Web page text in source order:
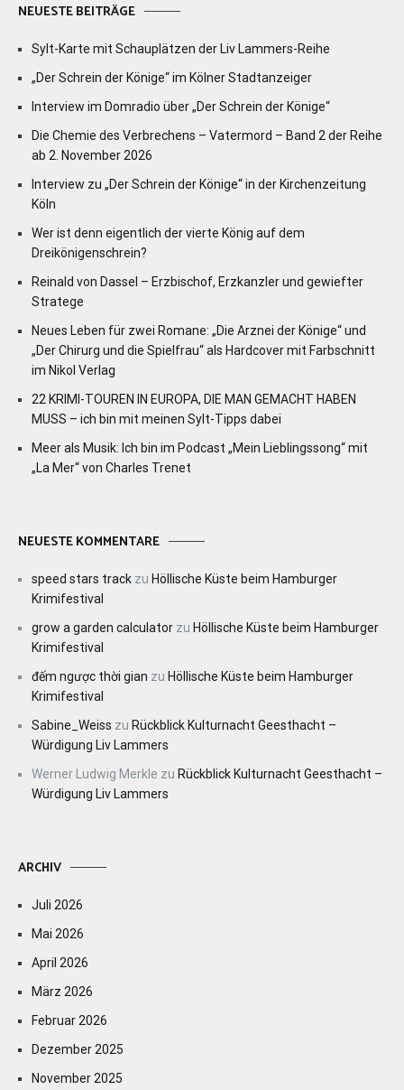
NEUESTE BEITRÄGE
Sylt-Karte mit Schauplätzen der Liv Lammers-Reihe
„Der Schrein der Könige“ im Kölner Stadtanzeiger
Interview im Domradio über „Der Schrein der Könige“
Die Chemie des Verbrechens – Vatermord – Band 2 der Reihe
ab 2. November 2026
Interview zu „Der Schrein der Könige“ in der Kirchenzeitung
Köln
Wer ist denn eigentlich der vierte König auf dem
Dreikönigenschrein?
Reinald von Dassel – Erzbischof, Erzkanzler und gewiefter
Stratege
Neues Leben für zwei Romane: „Die Arznei der Könige“ und
„Der Chirurg und die Spielfrau“ als Hardcover mit Farbschnitt
im Nikol Verlag
22 KRIMI-TOUREN IN EUROPA, DIE MAN GEMACHT HABEN
MUSS – ich bin mit meinen Sylt-Tipps dabei
Meer als Musik: Ich bin im Podcast „Mein Lieblingssong“ mit
„La Mer“ von Charles Trenet
NEUESTE KOMMENTARE
speed stars track zu Höllische Küste beim Hamburger
Krimifestival
grow a garden calculator zu Höllische Küste beim Hamburger
Krimifestival
đếm ngược thời gian zu Höllische Küste beim Hamburger
Krimifestival
Sabine_Weiss zu Rückblick Kulturnacht Geesthacht –
Würdigung Liv Lammers
Werner Ludwig Merkle zu Rückblick Kulturnacht Geesthacht –
Würdigung Liv Lammers
ARCHIV
Juli 2026
Mai 2026
April 2026
März 2026
Februar 2026
Dezember 2025
November 2025